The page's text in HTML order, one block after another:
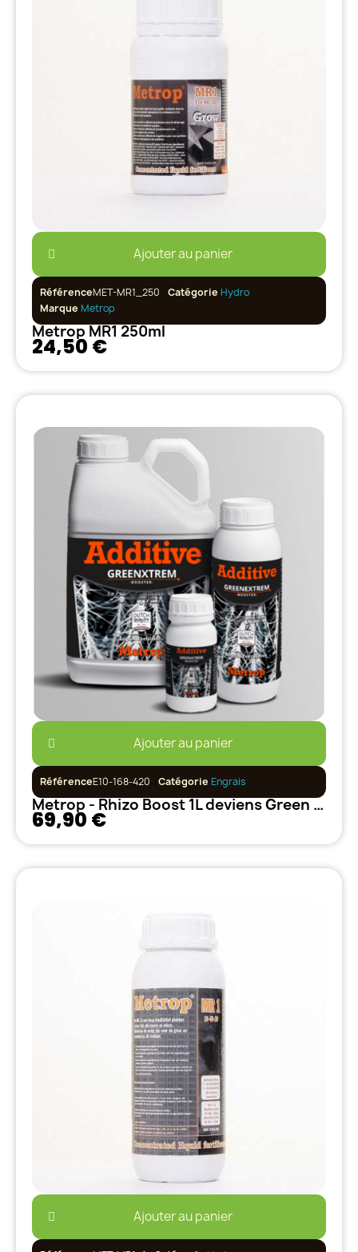
Ajouter au panier
RéférenceMET-MR1_250 Catégorie Hydro
Marque Metrop
Metrop MR1 250ml
24,50 €
Ajouter au panier
RéférenceE10-168-420 Catégorie Engrais
Metrop - Rhizo Boost 1L deviens Green Xtrem
69,90 €
Ajouter au panier